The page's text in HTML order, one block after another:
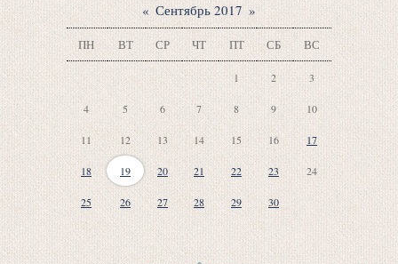
« Сентябрь 2017 »
ПН ВТ СР ЧТ ПТ СБ ВС
1 2 3
4 5 6 7 8 9 10
11 12 13 14 15 16 17
18 19 20 21 22 23 24
25 26 27 28 29 30